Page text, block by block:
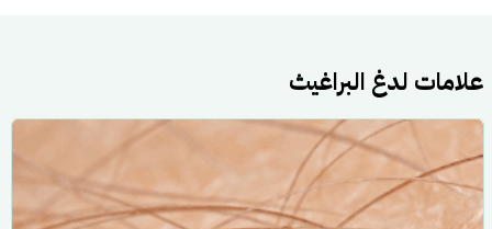
علامات لدغ البراغيث